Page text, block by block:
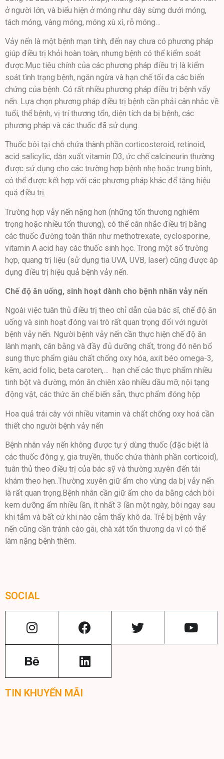
ở người lớn, và biểu hiện ở móng như dày sừng dưới móng,
tách móng, vàng móng, móng xù xì, rỗ móng…
Vảy nến là một bệnh mạn tính, đến nay chưa có phương pháp
giúp điều trị khỏi hoàn toàn, nhưng bệnh có thể kiểm soát
được.Mục tiêu chính của các phương pháp điều trị là kiểm
soát tình trạng bệnh, ngăn ngừa và hạn chế tối đa các biến
chứng của bệnh. Có rất nhiều phương pháp điều trị bệnh vẩy
nến. Lựa chọn phương pháp điều trị bệnh cần phải cân nhắc về
tuổi, thể bệnh, vị trí thương tổn, diện tích da bị bệnh, các
phương pháp và các thuốc đã sử dụng.
Thuốc bôi tại chỗ chứa thành phần corticosteroid, retinoid,
acid salicylic, dẫn xuất vitamin D3, ức chế calcineurin thường
được sử dụng cho các trường hợp bệnh nhẹ hoặc trung bình,
có thể được kết hợp với các phương pháp khác để tăng hiệu
quả điều trị.
Trường hợp vảy nến nặng hơn (những tổn thương nghiêm
trọng hoặc nhiều tổn thương), có thể cân nhắc điều trị bằng
các thuốc đường toàn thân như methotrexate, cyclosporine,
vitamin A acid hay các thuốc sinh học. Trong một số trường
hợp, quang trị liệu (sử dụng tia UVA, UVB, laser) cũng được áp
dụng điều trị hiệu quả bệnh vảy nến.
Chế độ ăn uống, sinh hoạt dành cho bệnh nhân vảy nến
Ngoài việc tuân thủ điều trị theo chỉ dẫn của bác sĩ, chế độ ăn
uống và sinh hoạt đóng vai trò rất quan trọng đối với người
bệnh vảy nến. Người bệnh vảy nến cần thực hiện chế độ ăn
lành mạnh, cân bằng và đầy đủ dưỡng chất, trong đó nên bổ
sung thực phẩm giàu chất chống oxy hóa, axit béo omega-3,
kẽm, acid folic, beta caroten,… hạn chế các thực phẩm nhiều
tinh bột và đường, món ăn chiên xào nhiều dầu mỡ, nội tạng
động vật, các thức ăn chế biến sẵn, thực phẩm đóng hộp
Hoa quả trái cây với nhiều vitamin và chất chống oxy hoá cần
thiết cho người bệnh vảy nến
Bệnh nhân vảy nến không được tự ý dùng thuốc (đặc biệt là
các thuốc đông y, gia truyền, thuốc chứa thành phần corticoid),
tuân thủ theo điều trị của bác sỹ và thường xuyên đến tái
khám theo hẹn..Thường xuyên giữ ẩm cho vùng da bị vảy nến
là rất quan trọng.Bệnh nhân cần giữ ẩm cho da bằng cách bôi
kem dưỡng ẩm nhiều lần, ít nhất 3 lần một ngày, bôi ngay sau
khi tắm và bất cứ khi nào cảm thấy khô da. Trẻ bị bệnh vảy
nến cũng cần tránh cào gãi, chà xát tổn thương da vì có thể
làm nặng bệnh thêm.
SOCIAL
TIN KHUYẾN MÃI